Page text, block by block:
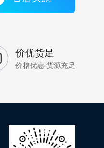
价优货足
价格优惠 货源充足